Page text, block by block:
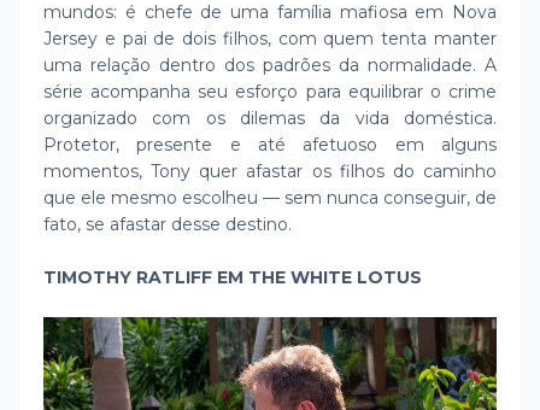
mundos: é chefe de uma família mafiosa em Nova
Jersey e pai de dois filhos, com quem tenta manter
uma relação dentro dos padrões da normalidade. A
série acompanha seu esforço para equilibrar o crime
organizado com os dilemas da vida doméstica.
Protetor, presente e até afetuoso em alguns
momentos, Tony quer afastar os filhos do caminho
que ele mesmo escolheu — sem nunca conseguir, de
fato, se afastar desse destino.
TIMOTHY RATLIFF EM THE WHITE LOTUS